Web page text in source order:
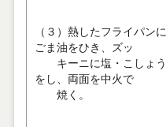
（３）熱したフライパンに
ごま油をひき、ズッ
キーニに塩・こしょう
をし、両面を中火で
焼く。